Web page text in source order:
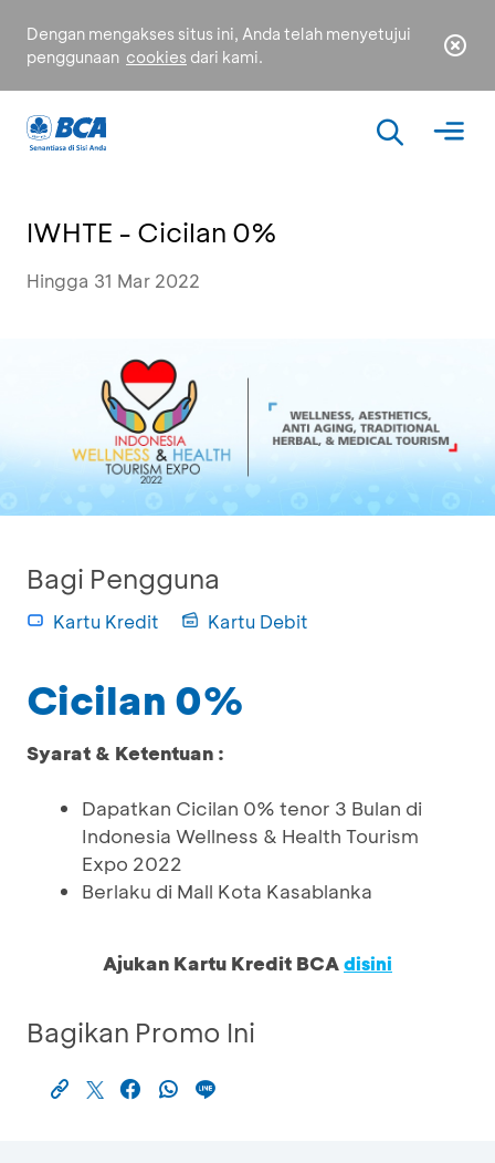
Dengan mengakses situs ini, Anda telah menyetujui
penggunaan cookies dari kami.
IWHTE - Cicilan 0%
Hingga 31 Mar 2022
Bagi Pengguna
Kartu Kredit Kartu Debit
Cicilan 0%
Syarat & Ketentuan :
Dapatkan Cicilan 0% tenor 3 Bulan di
Indonesia Wellness & Health Tourism
Expo 2022
Berlaku di Mall Kota Kasablanka
Ajukan Kartu Kredit BCAdisini
Bagikan Promo Ini